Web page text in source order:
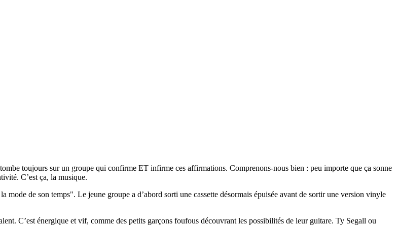
toujours sur un groupe qui confirme ET infirme ces affirmations. Comprenons-nous bien : peu importe que ça sonne
C’est ça, la musique.
de son temps". Le jeune groupe a d’abord sorti une cassette désormais épuisée avant de sortir une version vinyle
C’est énergique et vif, comme des petits garçons foufous découvrant les possibilités de leur guitare. Ty Segall ou